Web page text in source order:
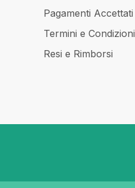
Pagamenti Accettati
Termini e Condizioni
Resi e Rimborsi